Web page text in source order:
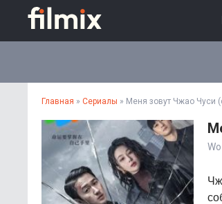
Главная » Сериалы » Меня зовут Чжао Чуси